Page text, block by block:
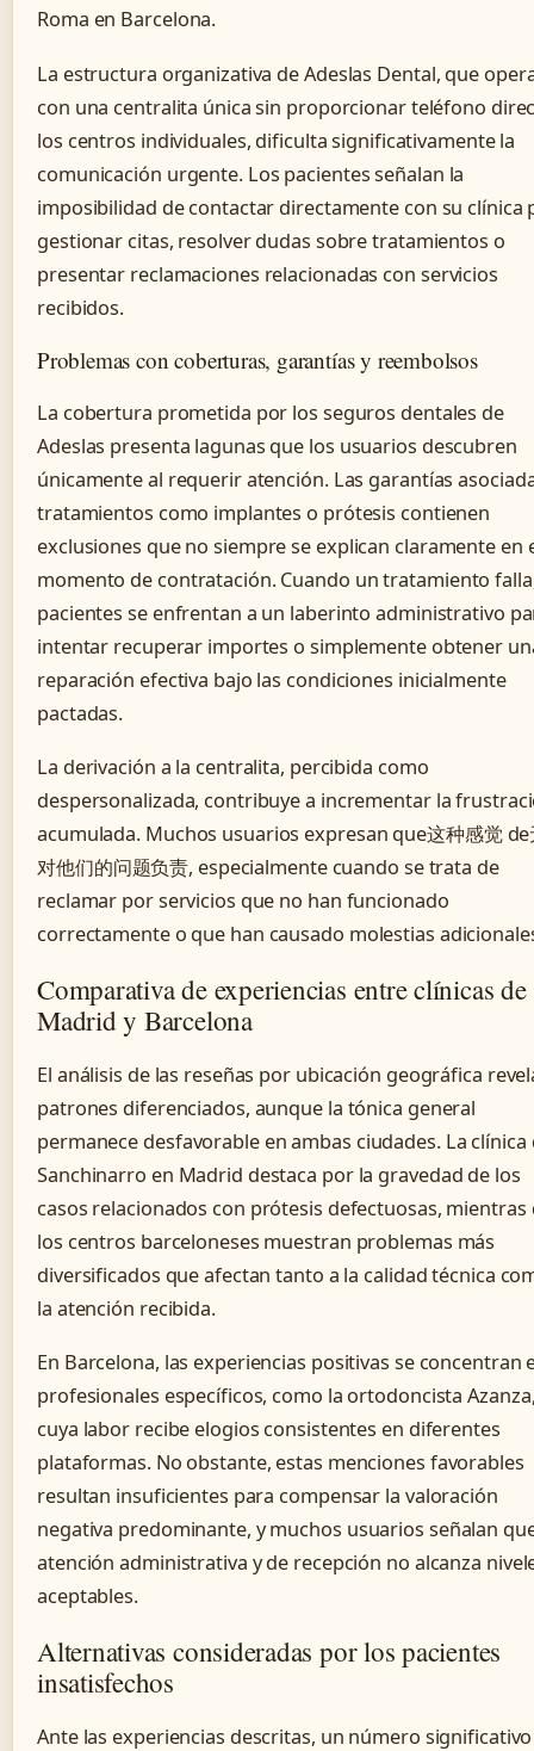
Roma en Barcelona.
La estructura organizativa de Adeslas Dental, que
con una centralita única sin proporcionar teléfono
los centros individuales, dificulta significativamente la
comunicación urgente. Los pacientes señalan la
imposibilidad de contactar directamente con su clínica
gestionar citas, resolver dudas sobre tratamientos o
presentar reclamaciones relacionadas con servicios
recibidos.
Problemas con coberturas, garantías y reembolsos
La cobertura prometida por los seguros dentales de
Adeslas presenta lagunas que los usuarios descubren
únicamente al requerir atención. Las garantías
tratamientos como implantes o prótesis contienen
exclusiones que no siempre se explican claramente en
momento de contratación. Cuando un tratamiento
pacientes se enfrentan a un laberinto administrativo
intentar recuperar importes o simplemente obtener
reparación efectiva bajo las condiciones inicialmente
pactadas.
La derivación a la centralita, percibida como
despersonalizada, contribuye a incrementar la
acumulada. Muchos usuarios expresan que这种感觉 de
对他们的问题负责, especialmente cuando se trata de
reclamar por servicios que no han funcionado
correctamente o que han causado molestias
Comparativa de experiencias entre clínicas de
Madrid y Barcelona
El análisis de las reseñas por ubicación geográfica
patrones diferenciados, aunque la tónica general
permanece desfavorable en ambas ciudades. La clínica
Sanchinarro en Madrid destaca por la gravedad de los
casos relacionados con prótesis defectuosas, mientras
los centros barceloneses muestran problemas más
diversificados que afectan tanto a la calidad técnica
la atención recibida.
En Barcelona, las experiencias positivas se concentran
profesionales específicos, como la ortodoncista
cuya labor recibe elogios consistentes en diferentes
plataformas. No obstante, estas menciones favorables
resultan insuficientes para compensar la valoración
negativa predominante, y muchos usuarios señalan
atención administrativa y de recepción no alcanza
aceptables.
Alternativas consideradas por los pacientes
insatisfechos
Ante las experiencias descritas, un número